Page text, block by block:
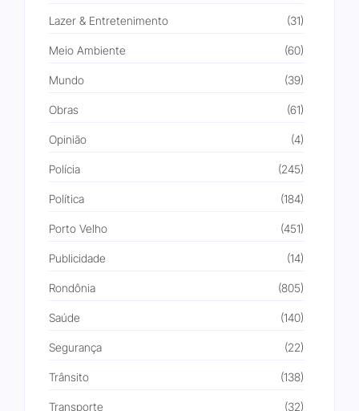
Lazer & Entretenimento (31)
Meio Ambiente (60)
Mundo (39)
Obras (61)
Opinião (4)
Polícia (245)
Política (184)
Porto Velho (451)
Publicidade (14)
Rondônia (805)
Saúde (140)
Segurança (22)
Trânsito (138)
Transporte (32)